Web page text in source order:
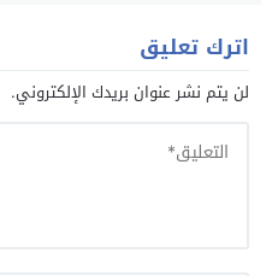
اترك تعليق
لن يتم نشر عنوان بريدك الإلكتروني.